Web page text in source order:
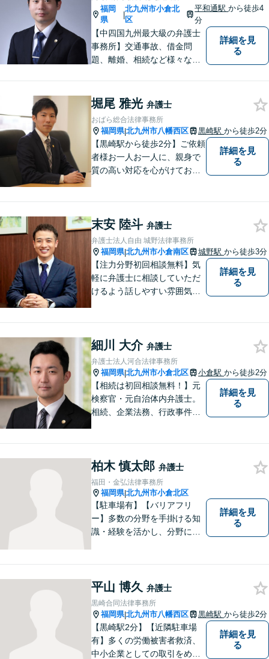
福岡
県
|
北九州市小倉北
区
平和通駅から徒歩4
分
【中四国九州最大級の弁護士
事務所】交通事故、借金問
題、離婚、相続など様々な問
まずはお気軽にご相談くださ
い！
詳細を見
る
堀尾 雅光 弁護士
おばら総合法律事務所
福岡県|北九州市八幡西区 黒崎駅 から徒歩2分
【黒崎駅から徒歩2分】ご依頼
者様お一人お一人に、親身で
質の高い対応を心がけており
応可能。英語での法律相談・
英文契約書の作成・チェック
も対応可能です。
詳細を見
る
末安 陸斗 弁護士
弁護士法人自由 城野法律事務所
福岡県|北九州市小倉南区 城野駅 から徒歩3分
【注力分野初回相談無料】気
軽に弁護士に相談していただ
けるよう話しやすい雰囲気を
ば、些細なことでもお気軽に
お問い合わせください。
詳細を見
る
細川 大介 弁護士
弁護士法人河合法律事務所
福岡県|北九州市小倉北区 小倉駅 から徒歩2分
【相続は初回相談無料！】元
検察官・元自治体内弁護士。
相続、企業法務、行政事件、
詳細を見
る
柏木 慎太郎 弁護士
福田・金弘法律事務所
福岡県|北九州市小倉北区
【駐車場有】【バリアフリ
ー】多数の分野を手掛ける知
識・経験を活かし、分野にと
を提供致します。メール相談
やビデオ面談にも柔軟に対応
しております。 まずは、ご相
談ください。
詳細を見
る
平山 博久 弁護士
黒崎合同法律事務所
福岡県|北九州市八幡西区 黒崎駅 から徒歩2分
【黒崎駅2分】【近隣駐車場
有】多くの労働被害者救済、
中小企業としての取引をめぐ
詳細を見
る